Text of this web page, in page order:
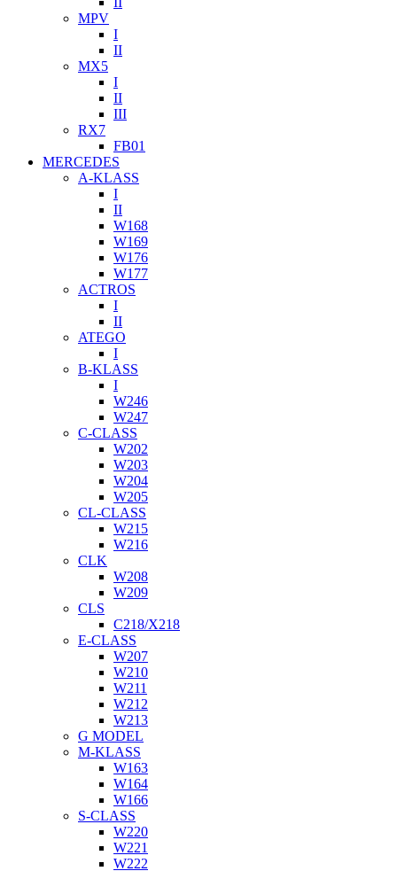
MPV
I
II
MX5
I
II
III
RX7
FB01
MERCEDES
A-KLASS
I
II
W168
W169
W176
W177
ACTROS
I
II
ATEGO
I
B-KLASS
I
W246
W247
C-CLASS
W202
W203
W204
W205
CL-CLASS
W215
W216
CLK
W208
W209
CLS
C218/X218
E-CLASS
W207
W210
W211
W212
W213
G MODEL
M-KLASS
W163
W164
W166
S-CLASS
W220
W221
W222